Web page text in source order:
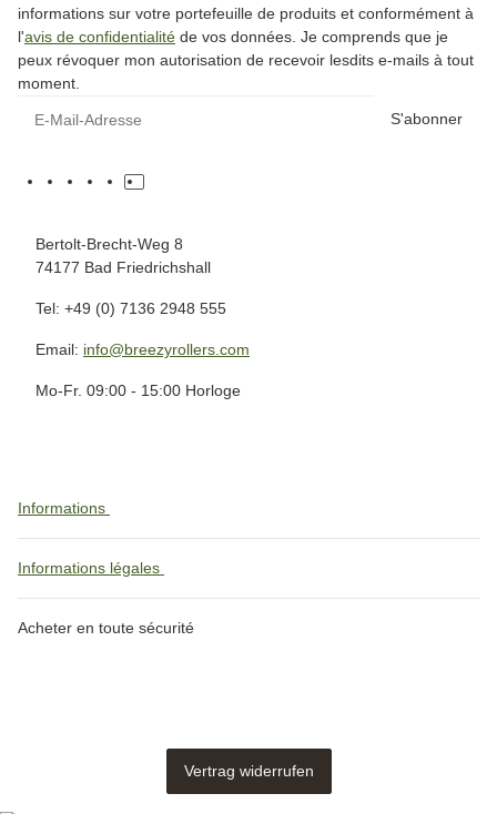
informations sur votre portefeuille de produits et conformément à
l'avis de confidentialité de vos données. Je comprends que je
peux révoquer mon autorisation de recevoir lesdits e-mails à tout
moment.
S'abonner
Bertolt-Brecht-Weg 8
74177 Bad Friedrichshall
Tel: +49 (0) 7136 2948 555
Email: info@breezyrollers.com
Mo-Fr. 09:00 - 15:00 Horloge
Informations
Informations légales
Acheter en toute sécurité
Vertrag widerrufen